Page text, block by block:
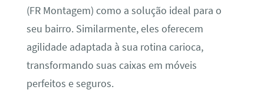
(FR Montagem) como a solução ideal para o
seu bairro. Similarmente, eles oferecem
agilidade adaptada à sua rotina carioca,
transformando suas caixas em móveis
perfeitos e seguros.